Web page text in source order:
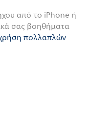
από το iPhone ή
σας βοηθήματα
πολλαπλών